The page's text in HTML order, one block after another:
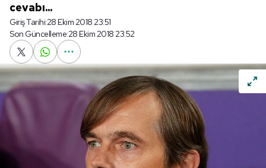
cevabı...
Giriş Tarihi:28 Ekim 2018 23:51
Son Güncelleme:28 Ekim 2018 23:52